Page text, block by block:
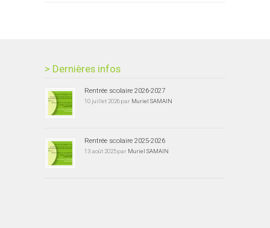
> Dernières infos
Rentrée scolaire 2026-2027
10 juillet 2026 par Muriel SAMAIN
Rentrée scolaire 2025-2026
13 août 2025 par Muriel SAMAIN